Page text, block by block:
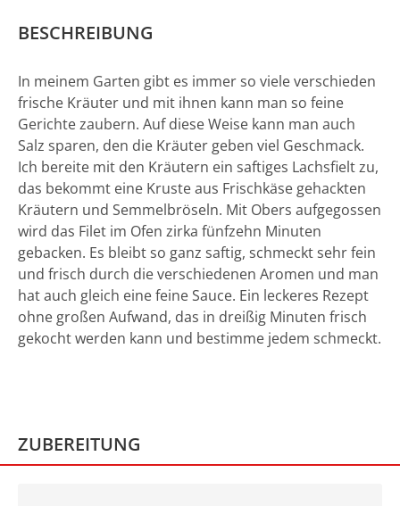
BESCHREIBUNG
In meinem Garten gibt es immer so viele verschieden
frische Kräuter und mit ihnen kann man so feine
Gerichte zaubern. Auf diese Weise kann man auch
Salz sparen, den die Kräuter geben viel Geschmack.
Ich bereite mit den Kräutern ein saftiges Lachsfielt zu,
das bekommt eine Kruste aus Frischkäse gehackten
Kräutern und Semmelbröseln. Mit Obers aufgegossen
wird das Filet im Ofen zirka fünfzehn Minuten
gebacken. Es bleibt so ganz saftig, schmeckt sehr fein
und frisch durch die verschiedenen Aromen und man
hat auch gleich eine feine Sauce. Ein leckeres Rezept
ohne großen Aufwand, das in dreißig Minuten frisch
gekocht werden kann und bestimme jedem schmeckt.
ZUBEREITUNG